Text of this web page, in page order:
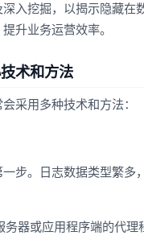
入挖掘，以揭示隐藏
升业务运营效率。
术和方法
采用多种技术和方法：
步。日志数据类型繁
器或应用程序端的代理